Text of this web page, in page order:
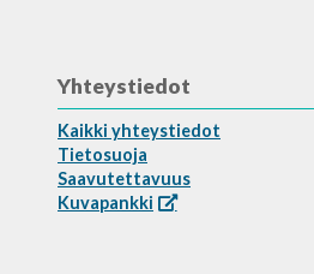
Yhteystiedot
Kaikki yhteystiedot
Tietosuoja
Saavutettavuus
Kuvapankki